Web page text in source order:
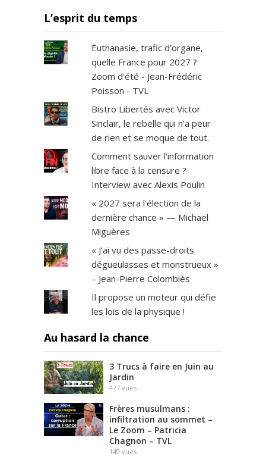
L’esprit du temps
Euthanasie, trafic d’organe,
quelle France pour 2027 ?
Zoom d'été - Jean-Frédéric
Poisson - TVL
Bistro Libertés avec Victor
Sinclair, le rebelle qui n’a peur
de rien et se moque de tout.
Comment sauver l’information
libre face à la censure ?
Interview avec Alexis Poulin
« 2027 sera l'élection de la
dernière chance » — Michael
Miguères
« J’ai vu des passe-droits
dégueulasses et monstrueux »
– Jean-Pierre Colombiès
Il propose un moteur qui défie
les lois de la physique !
Au hasard la chance
3 Trucs à faire en Juin au
Jardin
477 vues
Frères musulmans :
infiltration au sommet –
Le Zoom – Patricia
Chagnon – TVL
149 vues